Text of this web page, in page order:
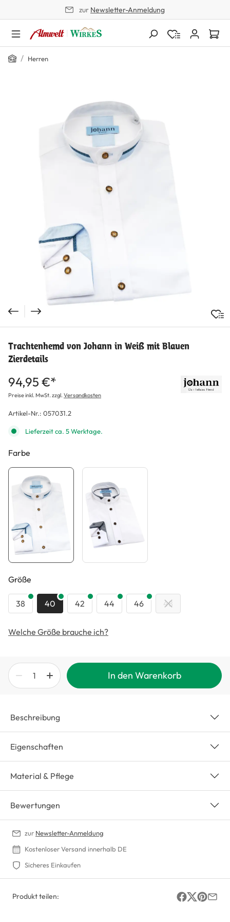
zur Newsletter-Anmeldung
Home
/ Herren
Trachtenhemd von Johann in Weiß mit Blauen
Zierdetails
94,95 €*
Preise inkl. MwSt. zzgl.Versandkosten
Artikel-Nr.: 057031.2
Lieferzeit ca. 5 Werktage.
Farbe
Größe
38 40 42 44 46 48
Welche Größe brauche ich?
In den Warenkorb
Beschreibung
Eigenschaften
Material & Pflege
Bewertungen
zur Newsletter-Anmeldung
Kostenloser Versand innerhalb DE
Sicheres Einkaufen
Produkt teilen: